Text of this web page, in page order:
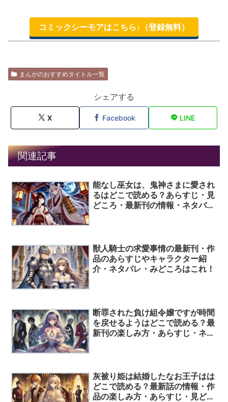
コミックシーモアはこちら♪（登録無料）
まんがのおすすめタイトル一覧
シェアする
X Facebook LINE
関連記事
能なし巫女は、鬼神さまに愛され
るはどこで読める？あらすじ・見
どころ・最新刊の情報・ネタバ
獣人騎士の求愛事情の最新刊・作
品のあらすじやキャラクター紹
介・ネタバレ・みどころはこれ！
断罪された負け組令嬢ですが時間
を戻せるようはどこで読める？最
新刊の楽しみ方・あらすじ・ネタ
灰被り姫は結婚したなお王子はは
どこで読める？最新話の情報・作
品の楽しみ方・あらすじ・見どこ